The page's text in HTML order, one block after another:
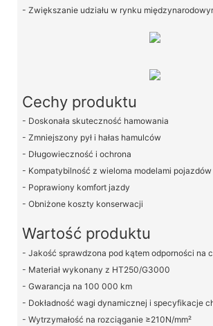
- Zwiększanie udziału w rynku
Cechy produktu
- Doskonała skuteczność hamowania
- Zmniejszony pył i hałas hamulców
- Długowieczność i ochrona
- Kompatybilność z wieloma modelami pojazdów
- Poprawiony komfort jazdy
- Obniżone koszty konserwacji
Wartość produktu
- Jakość sprawdzona pod kątem odporności na
- Materiał wykonany z HT250/G3000
- Gwarancja na 100 000 km
- Dokładność wagi dynamicznej i specyfikacje
- Wytrzymałość na rozciąganie ≥210N/mm²